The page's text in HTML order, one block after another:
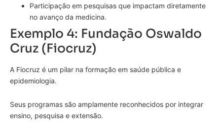
Participação em pesquisas que impactam diretamente
no avanço da medicina.
Exemplo 4: Fundação Oswaldo
Cruz (Fiocruz)
A Fiocruz é um pilar na formação em saúde pública e
epidemiologia.
Seus programas são amplamente reconhecidos por integrar
ensino, pesquisa e extensão.